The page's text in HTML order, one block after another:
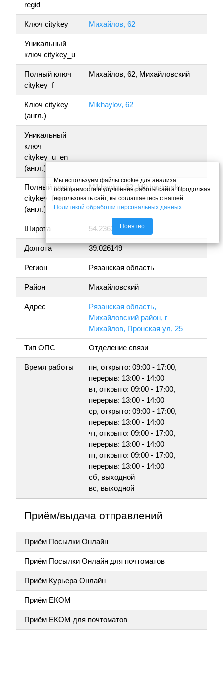
regid
Ключ citykey Михайлов, 62
Уникальный
ключ citykey_u
Полный ключ
citykey_f
Михайлов, 62, Михайловский
Ключ citykey
(англ.)
Mikhaylov, 62
Уникальный
ключ
citykey_u_en
(англ.)
Полный ключ
citykey_f_en
(англ.)
Mikhaylov, 62, Mikhaylovsky
Широта 54.236048
Долгота 39.026149
Регион Рязанская область
Район Михайловский
Адрес
Рязанская область,
Михайловский район, г
Михайлов, Пронская ул, 25
Тип ОПС Отделение связи
Время работы
пн, открыто: 09:00 - 17:00,
перерыв: 13:00 - 14:00
вт, открыто: 09:00 - 17:00,
перерыв: 13:00 - 14:00
ср, открыто: 09:00 - 17:00,
перерыв: 13:00 - 14:00
чт, открыто: 09:00 - 17:00,
перерыв: 13:00 - 14:00
пт, открыто: 09:00 - 17:00,
перерыв: 13:00 - 14:00
сб, выходной
вс, выходной
Приём/выдача отправлений
Приём Посылки Онлайн
Приём Посылки Онлайн для почтоматов
Приём Курьера Онлайн
Приём ЕКОМ
Приём ЕКОМ для почтоматов
Мы используем файлы cookie для анализа
посещаемости и улучшения работы сайта. Продолжая
использовать сайт, вы соглашаетесь с нашей
Политикой обработки персональных данных
Понятно